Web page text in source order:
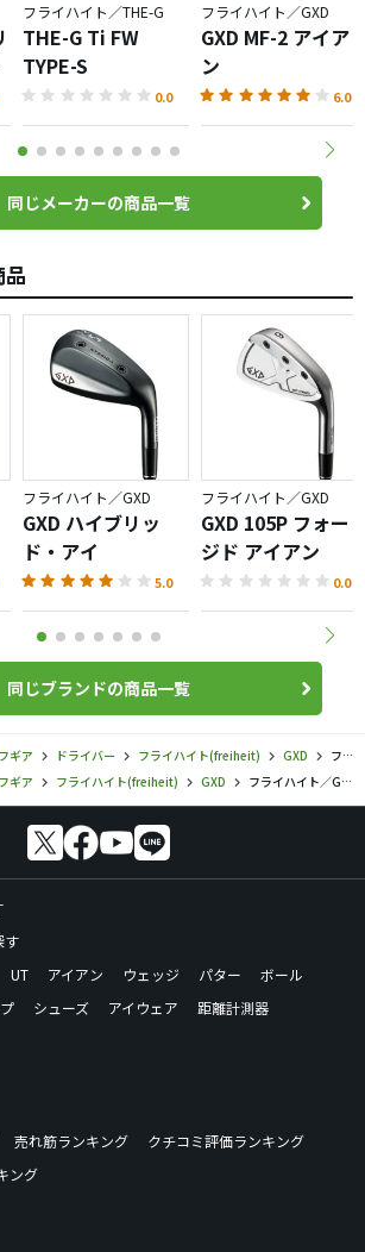
フライハイト／THE-G
THE-G Ti FW
TYPE-S
0.0
フライハイト／GXD
GXD MF-2 アイア
ン
6.0
同じメーカーの商品一覧
フライハイト／GXD
GXD ハイブリッ
ド・アイ
5.0
フライハイト／GXD
GXD 105P フォー
ジド アイアン
0.0
同じブランドの商品一覧
ギア ドライバー フライハイト(freiheit) GXD
フライハイト／GXD／GXD EZ460 ドライバーの口コミ評価
ギア フライハイト(freiheit) GXD フライハイト／GXD／GXD EZ460 ドライバーの口コミ評価
す
UT アイアン ウェッジ パター
ボール
シューズ アイウェア
距離計測器
売れ筋ランキング
クチコミ評価ランキング
ング